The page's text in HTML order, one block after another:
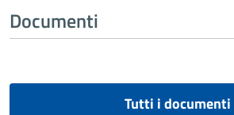
Documenti
Tutti i documenti